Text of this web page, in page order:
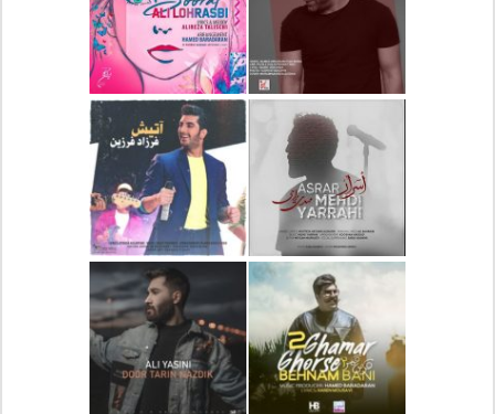
دانلود آهنگ جدید رضا
بهرام بنام نگار
دانلود آهنگ جدید علی
لهراسبی بنام صورت
دانلود آهنگ جدید مهدی
یراحی بنام اسرار
دانلود آهنگ جدید فرزاد
فرزین بنام آتیش